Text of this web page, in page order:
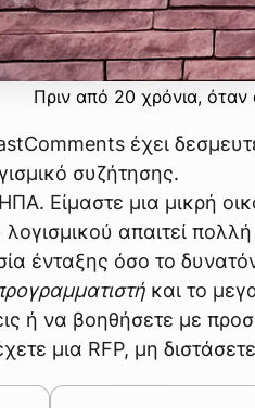
Πριν από 20 χρόνια, όταν
έχει
συζήτησης.
Είμαστε μια μικρή
απαιτεί
ένταξης όσο το
και το
ή να βοηθήσετε με
μια RFP, μη